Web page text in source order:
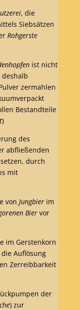
, die
Siebsätzen
Rohgerste
ist nicht
zermahlen
Bestandteile
)
des
abfließenden
durch
mit
von Jungbierim
Biervor
im Gerstenkorn
die Auflösung
Zerreibbarkeit
der
) zur